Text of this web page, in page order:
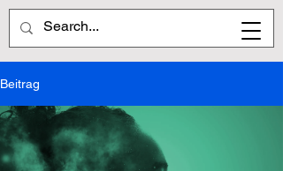
Beitrag